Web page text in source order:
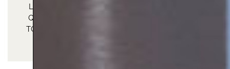
LA SIMPLICIDAD DE ESTA COCINA DEMUESTRA
QUE MENOS ES MÁS: UN DISEÑO SENCILLO EN
TODAS SUS ZONAS, LOGRANDO UN RESULTADO